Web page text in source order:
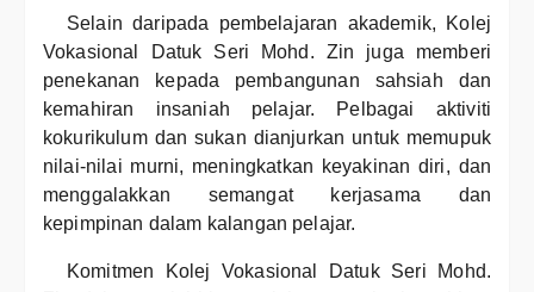
Selain daripada pembelajaran akademik, Kolej
Vokasional Datuk Seri Mohd. Zin juga memberi
penekanan kepada pembangunan sahsiah dan
kemahiran insaniah pelajar. Pelbagai aktiviti
kokurikulum dan sukan dianjurkan untuk memupuk
nilai-nilai murni, meningkatkan keyakinan diri, dan
menggalakkan semangat kerjasama dan
kepimpinan dalam kalangan pelajar.
Komitmen Kolej Vokasional Datuk Seri Mohd.